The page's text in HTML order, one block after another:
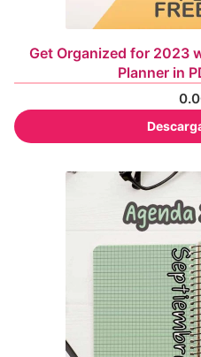
Get Organized for 2023
Planner in